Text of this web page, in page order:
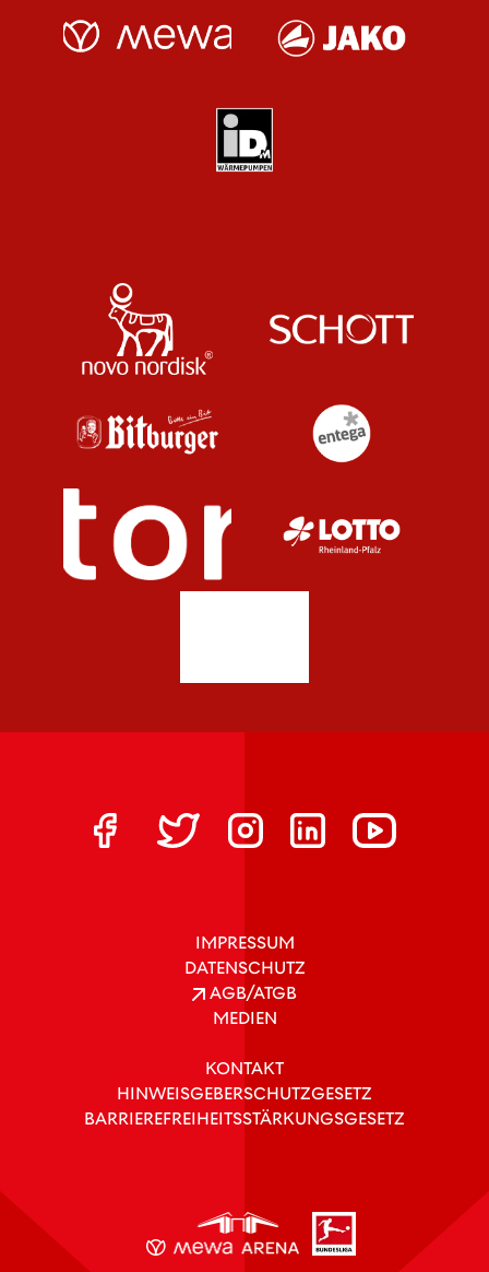
IMPRESSUM
DATENSCHUTZ
AGB/ATGB
MEDIEN
KONTAKT
HINWEISGEBERSCHUTZGESETZ
BARRIEREFREIHEITSSTÄRKUNGSGESETZ